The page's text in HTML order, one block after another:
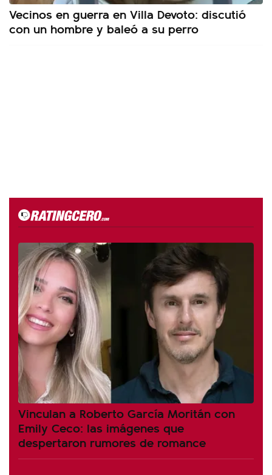
Vecinos en guerra en Villa Devoto: discutió
con un hombre y baleó a su perro
Vinculan a Roberto García Moritán con
Emily Ceco: las imágenes que
despertaron rumores de romance